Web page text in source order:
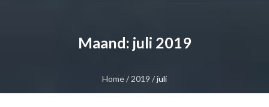
Maand: juli 2019
Home/ 2019 /juli